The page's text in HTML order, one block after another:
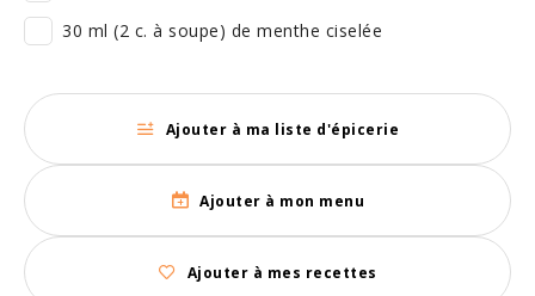
30 ml (2 c. à soupe) de menthe ciselée
Ajouter à ma liste d'épicerie
Ajouter à mon menu
Ajouter à mes recettes